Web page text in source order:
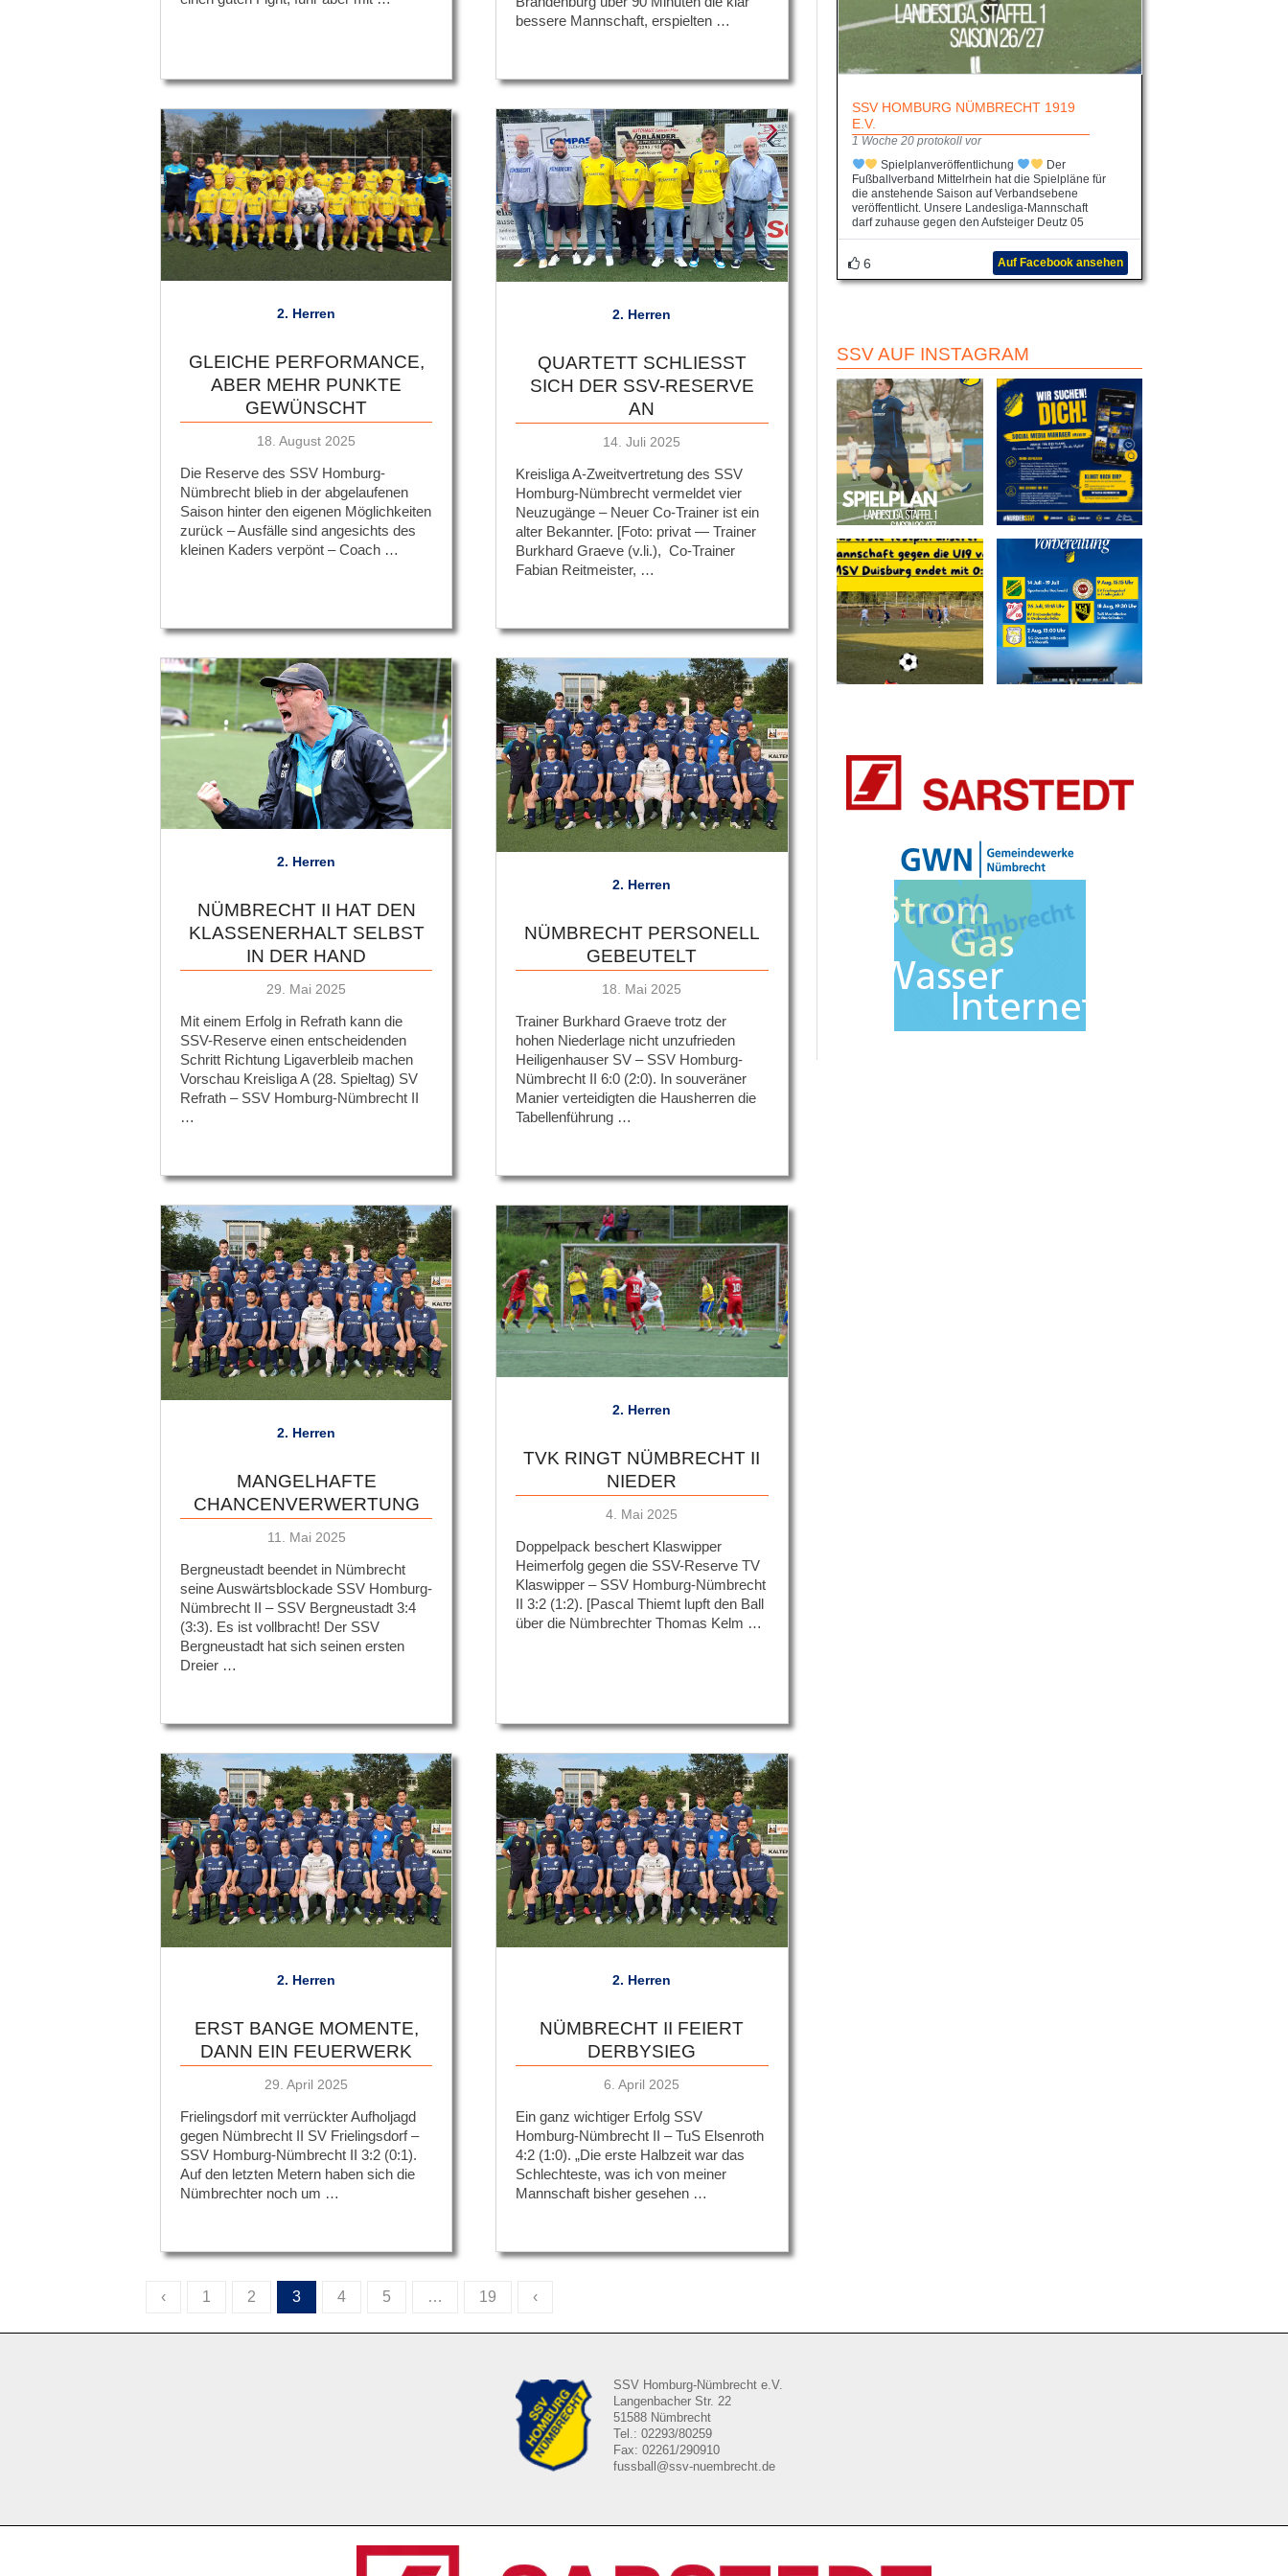
bessere Mannschaft, erspielten …
2. Herren
GLEICHE PERFORMANCE,
ABER MEHR PUNKTE
GEWÜNSCHT
Veröffentlicht
18. August 2025
Die Reserve des SSV Homburg-
Nümbrecht blieb in der abgelaufenen
Saison hinter den eigenen Möglichkeiten
zurück – Ausfälle sind angesichts des
kleinen Kaders verpönt – Coach …
2. Herren
QUARTETT SCHLIESST S
ICH DER SSV-RESERVE A
N
Veröffentlicht
14. Juli 2025
Kreisliga A-Zweitvertretung des SSV
Homburg-Nümbrecht vermeldet vier
Neuzugänge – Neuer Co-Trainer ist ein
alter Bekannter. [Foto: privat — Trainer
Burkhard Graeve (v.li.), Co-Trainer
Fabian Reitmeister, …
2. Herren
NÜMBRECHT II HAT DEN
KLASSENERHALT SELBST
IN DER HAND
Veröffentlicht
29. Mai 2025
Mit einem Erfolg in Refrath kann die
SSV-Reserve einen entscheidenden
Schritt Richtung Ligaverbleib machen
Vorschau Kreisliga A (28. Spieltag) SV
Refrath – SSV Homburg-Nümbrecht II
…
2. Herren
NÜMBRECHT PERSONELL
GEBEUTELT
Veröffentlicht
18. Mai 2025
Trainer Burkhard Graeve trotz der
hohen Niederlage nicht unzufrieden
Heiligenhauser SV – SSV Homburg-
Nümbrecht II 6:0 (2:0). In souveräner
Manier verteidigten die Hausherren die
Tabellenführung …
2. Herren
MANGELHAFTE
CHANCENVERWERTUNG
Veröffentlicht
11. Mai 2025
Bergneustadt beendet in Nümbrecht
seine Auswärtsblockade SSV Homburg-
Nümbrecht II – SSV Bergneustadt 3:4
(3:3). Es ist vollbracht! Der SSV
Bergneustadt hat sich seinen ersten
Dreier …
2. Herren
TVK RINGT NÜMBRECHT II
NIEDER
Veröffentlicht
4. Mai 2025
Doppelpack beschert Klaswipper
Heimerfolg gegen die SSV-Reserve TV
Klaswipper – SSV Homburg-Nümbrecht
II 3:2 (1:2). [Pascal Thiemt lupft den Ball
über die Nümbrechter Thomas Kelm …
2. Herren
ERST BANGE MOMENTE,
DANN EIN FEUERWERK
Veröffentlicht
29. April 2025
Frielingsdorf mit verrückter Aufholjagd
gegen Nümbrecht II SV Frielingsdorf –
SSV Homburg-Nümbrecht II 3:2 (0:1).
Auf den letzten Metern haben sich die
Nümbrechter noch um …
2. Herren
NÜMBRECHT II FEIERT
DERBYSIEG
Veröffentlicht
6. April 2025
Ein ganz wichtiger Erfolg SSV
Homburg-Nümbrecht II – TuS Elsenroth
4:2 (1:0). „Die erste Halbzeit war das
Schlechteste, was ich von meiner
Mannschaft bisher gesehen …
SEITENNUMMERIERUNG
DER
‹ 1 2 3 4 5 … 19 ‹
SSV HOMBURG NÜMBRECHT 1919
E.V.
1 Woche 20 protokoll vor
Spielplanveröffentlichung
Der
Fußballverband Mittelrhein hat die Spielpläne für
die anstehende Saison auf Verbandsebene
veröffentlicht. Unsere Landesliga-Mannschaft
darf zuhause gegen den Aufsteiger Deutz 05
6 Auf Facebook ansehen
SSV AUF INSTAGRAM
SSV Homburg-Nümbrecht e.V.
Langenbacher Str. 22
51588 Nümbrecht
Tel.: 02293/80259
Fax: 02261/290910
fussball@ssv-nuembrecht.de